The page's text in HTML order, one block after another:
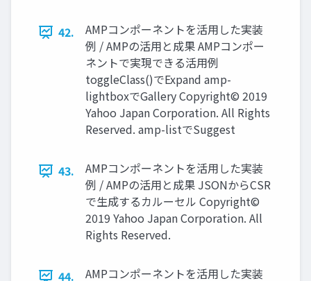
42.
AMPコンポーネントを活用した実装
例 / AMPの活用と成果 AMPコンポー
ネントで実現できる活用例
toggleClass()でExpand amp-
lightboxでGallery Copyright© 2019
Yahoo Japan Corporation. All Rights
Reserved. amp-listでSuggest
43.
AMPコンポーネントを活用した実装
例 / AMPの活用と成果 JSONからCSR
で生成するカルーセル Copyright©
2019 Yahoo Japan Corporation. All
Rights Reserved.
44.
AMPコンポーネントを活用した実装